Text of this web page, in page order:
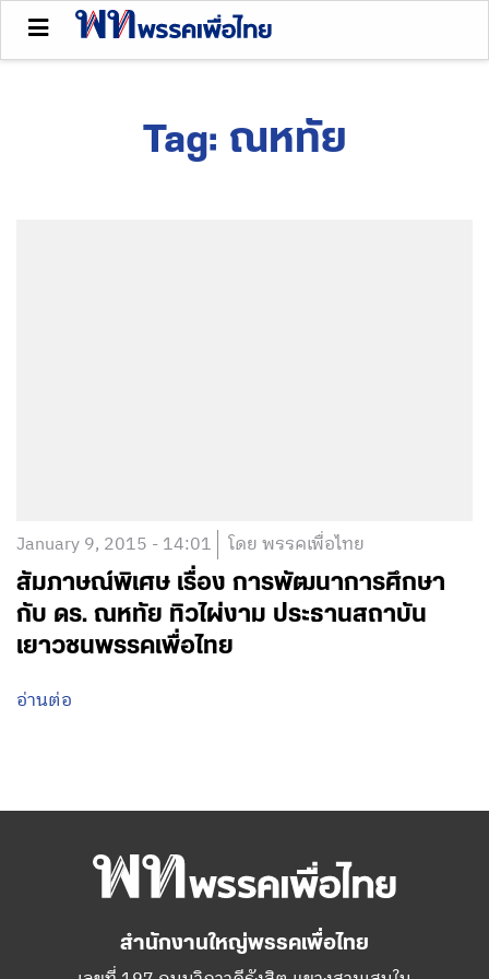
Tag: ณหทัย
January 9, 2015 - 14:01 โดย พรรคเพื่อไทย
สัมภาษณ์พิเศษ เรื่อง การพัฒนาการศึกษา
กับ ดร. ณหทัย ทิวไผ่งาม ประธานสถาบัน
เยาวชนพรรคเพื่อไทย
อ่านต่อ
สำนักงานใหญ่พรรคเพื่อไทย